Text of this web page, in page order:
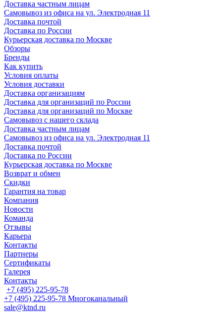
Доставка частным лицам
Самовывоз из офиса на ул. Электродная 11
Доставка почтой
Доставка по России
Курьерская доставка по Москве
Обзоры
Бренды
Как купить
Условия оплаты
Условия доставки
Доставка организациям
Доставка для организаций по России
Доставка для организаций по Москве
Самовывоз с нашего склада
Доставка частным лицам
Самовывоз из офиса на ул. Электродная 11
Доставка почтой
Доставка по России
Курьерская доставка по Москве
Возврат и обмен
Скидки
Гарантия на товар
Компания
Новости
Команда
Отзывы
Карьера
Контакты
Партнеры
Сертификаты
Галерея
Контакты
+7 (495) 225-95-78
+7 (495) 225-95-78 Многоканальный
sale@ktnd.ru